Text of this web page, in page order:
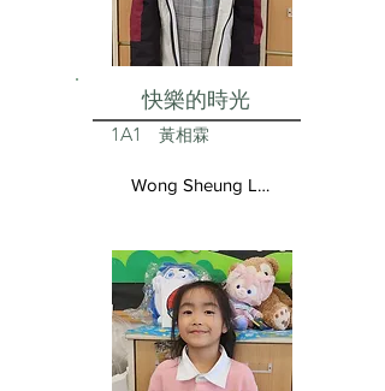
快樂的時光
1A1 黃相霖
Wong Sheung Lam